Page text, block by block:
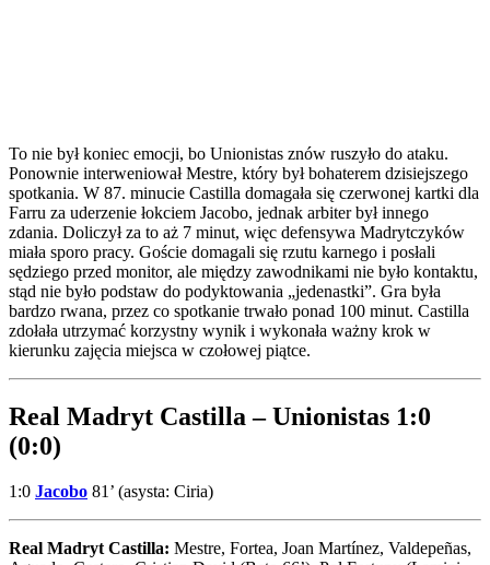
To nie był koniec emocji, bo Unionistas znów ruszyło do ataku.
Ponownie interweniował Mestre, który był bohaterem dzisiejszego
spotkania. W 87. minucie Castilla domagała się czerwonej kartki dla
Farru za uderzenie łokciem Jacobo, jednak arbiter był innego
zdania. Doliczył za to aż 7 minut, więc defensywa Madrytczyków
miała sporo pracy. Goście domagali się rzutu karnego i posłali
sędziego przed monitor, ale między zawodnikami nie było kontaktu,
stąd nie było podstaw do podyktowania „jedenastki”. Gra była
bardzo rwana, przez co spotkanie trwało ponad 100 minut. Castilla
zdołała utrzymać korzystny wynik i wykonała ważny krok w
kierunku zajęcia miejsca w czołowej piątce.
Real Madryt Castilla – Unionistas 1:0
(0:0)
1:0 Jacobo 81’ (asysta: Ciria)
Real Madryt Castilla: Mestre, Fortea, Joan Martínez, Valdepeñas,